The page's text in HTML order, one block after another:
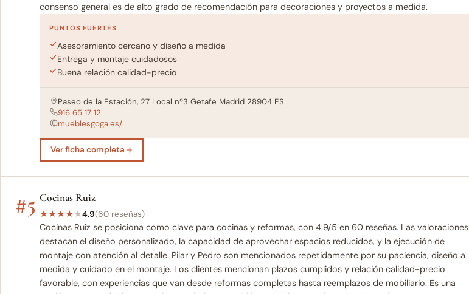
consenso general es de alto grado de recomendación para decoraciones y proyectos a medida.
PUNTOS FUERTES
Asesoramiento cercano y diseño a medida
Entrega y montaje cuidadosos
Buena relación calidad-precio
Paseo de la Estación, 27 Local nº3 Getafe Madrid 28904 ES
916 65 17 12
mueblesgoga.es/
Ver ficha completa
#5 Cocinas Ruiz
★★★★★4.9(60 reseñas)
Cocinas Ruiz se posiciona como clave para cocinas y reformas, con 4.9/5 en 60 reseñas. Las valoraciones
destacan el diseño personalizado, la capacidad de aprovechar espacios reducidos, y la ejecución de
montaje con atención al detalle. Pilar y Pedro son mencionados repetidamente por su paciencia, diseño a
medida y cuidado en el montaje. Los clientes mencionan plazos cumplidos y relación calidad-precio
favorable, con experiencias que van desde reformas completas hasta reemplazos de mobiliario. Es una